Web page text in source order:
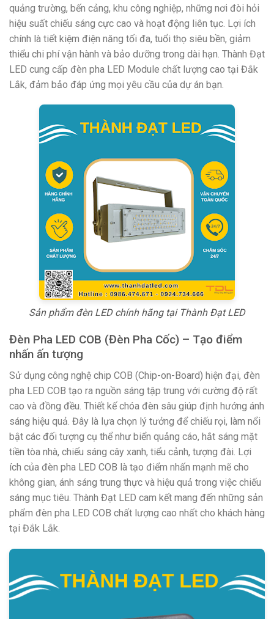
quảng trường, bến cảng, khu công nghiệp, những nơi đòi hỏi
hiệu suất chiếu sáng cực cao và hoạt động liên tục. Lợi ích
chính là tiết kiệm điện năng tối đa, tuổi thọ siêu bền, giảm
thiểu chi phí vận hành và bảo dưỡng trong dài hạn. Thành Đạt
LED cung cấp đèn pha LED Module chất lượng cao tại Đắk
Lắk, đảm bảo đáp ứng mọi yêu cầu của dự án bạn.
Sản phẩm đèn LED chính hãng tại Thành Đạt LED
Đèn Pha LED COB (Đèn Pha Cốc) – Tạo điểm
nhấn ấn tượng
Sử dụng công nghệ chip COB (Chip-on-Board) hiện đại, đèn
pha LED COB tạo ra nguồn sáng tập trung với cường độ rất
cao và đồng đều. Thiết kế chóa đèn sâu giúp định hướng ánh
sáng hiệu quả. Đây là lựa chọn lý tưởng để chiếu rọi, làm nổi
bật các đối tượng cụ thể như biển quảng cáo, hắt sáng mặt
tiền tòa nhà, chiếu sáng cây xanh, tiểu cảnh, tượng đài. Lợi
ích của đèn pha LED COB là tạo điểm nhấn mạnh mẽ cho
không gian, ánh sáng trung thực và hiệu quả trong việc chiếu
sáng mục tiêu. Thành Đạt LED cam kết mang đến những sản
phẩm đèn pha LED COB chất lượng cao nhất cho khách hàng
tại Đắk Lắk.